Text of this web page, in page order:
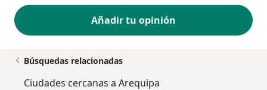
Añadir tu opinión
Búsquedas relacionadas
Ciudades cercanas a Arequipa